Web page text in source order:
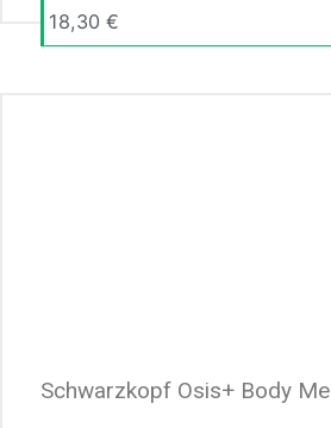
18,30 €
Schwarzkopf Osis+ Body Me